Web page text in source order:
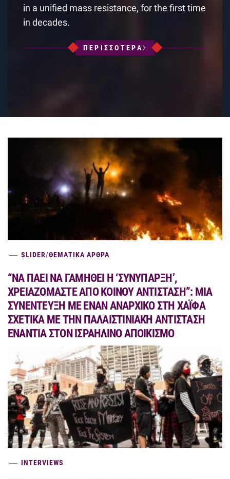
in a unified mass resistance, for the first time
in decades.
ΠΕΡΙΣΣΟΤΕΡΑ
SLIDER/ΘΕΜΑΤΙΚΑ ΑΡΘΡΑ
“ΝΑ ΠΑΕΙ ΝΑ ΓΑΜΗΘΕΙ Η ‘ΣΥΝΥΠΑΡΞΗ’,
ΧΡΕΙΑΖΟΜΑΣΤΕ ΑΠΟ ΚΟΙΝΟΥ ΑΝΤΙΣΤΑΣΗ”: ΜΙΑ
ΣΥΝΕΝΤΕΥΞΗ ΜΕ ΕΝΑΝ ΑΝΑΡΧΙΚΟ ΣΤΗ ΧΑΪΦΑ
ΣΧΕΤΙΚΑ ΜΕ ΤΗΝ ΠΑΛΑΙΣΤΙΝΙΑΚΗ ΑΝΤΙΣΤΑΣΗ
ΕΝΑΝΤΙΑ ΣΤΟΝ ΙΣΡΑΗΛΙΝΟ ΑΠΟΙΚΙΣΜΟ
INTERVIEWS